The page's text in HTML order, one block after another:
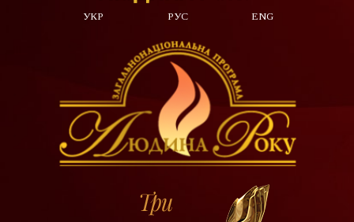
УКР РУС ENG